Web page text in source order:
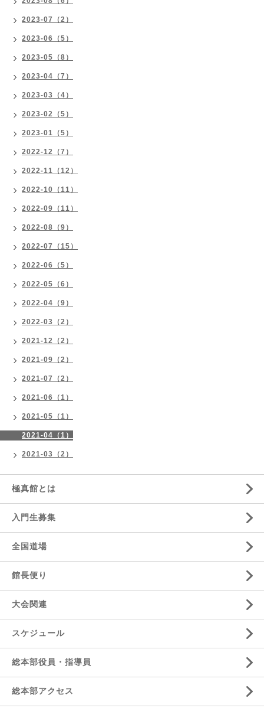
2023-07（2）
2023-06（5）
2023-05（8）
2023-04（7）
2023-03（4）
2023-02（5）
2023-01（5）
2022-12（7）
2022-11（12）
2022-10（11）
2022-09（11）
2022-08（9）
2022-07（15）
2022-06（5）
2022-05（6）
2022-04（9）
2022-03（2）
2021-12（2）
2021-09（2）
2021-07（2）
2021-06（1）
2021-05（1）
2021-04（1）
2021-03（2）
極真館とは
入門生募集
全国道場
館長便り
大会関連
スケジュール
総本部役員・指導員
総本部アクセス